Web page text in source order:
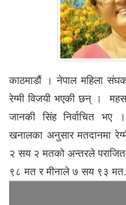
काठमाडौं । नेपाल महिला
रेग्मी विजयी भएकी छन् ।
जानकी सिंह निर्वाचित
खनालका अनुसार मतदानमा
२ सय २ मतको अन्तरले
९८ मत र मीनाले ७ सय ९३